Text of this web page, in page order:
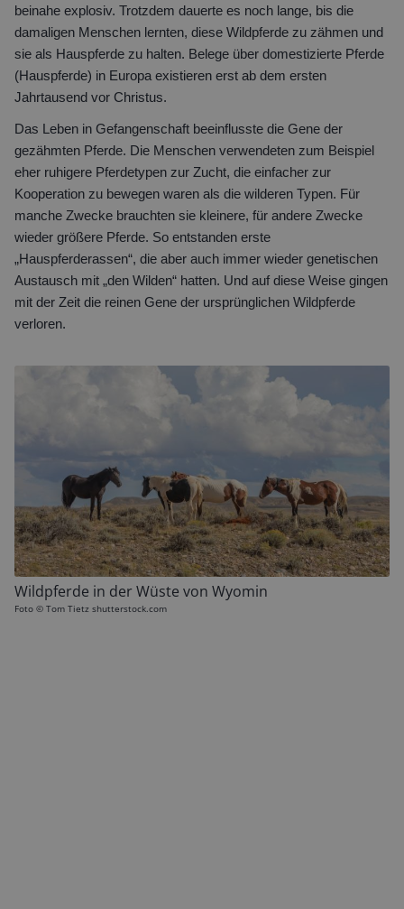
beinahe explosiv. Trotzdem dauerte es noch lange, bis die
damaligen Menschen lernten, diese Wildpferde zu zähmen und
sie als Hauspferde zu halten. Belege über domestizierte Pferde
(Hauspferde) in Europa existieren erst ab dem ersten
Jahrtausend vor Christus.
Das Leben in Gefangenschaft beeinflusste die Gene der
gezähmten Pferde. Die Menschen verwendeten zum Beispiel
eher ruhigere Pferdetypen zur Zucht, die einfacher zur
Kooperation zu bewegen waren als die wilderen Typen. Für
manche Zwecke brauchten sie kleinere, für andere Zwecke
wieder größere Pferde. So entstanden erste
„Hauspferderassen“, die aber auch immer wieder genetischen
Austausch mit „den Wilden“ hatten. Und auf diese Weise gingen
mit der Zeit die reinen Gene der ursprünglichen Wildpferde
verloren.
Wildpferde in der Wüste von Wyomin
Foto © Tom Tietz shutterstock.com